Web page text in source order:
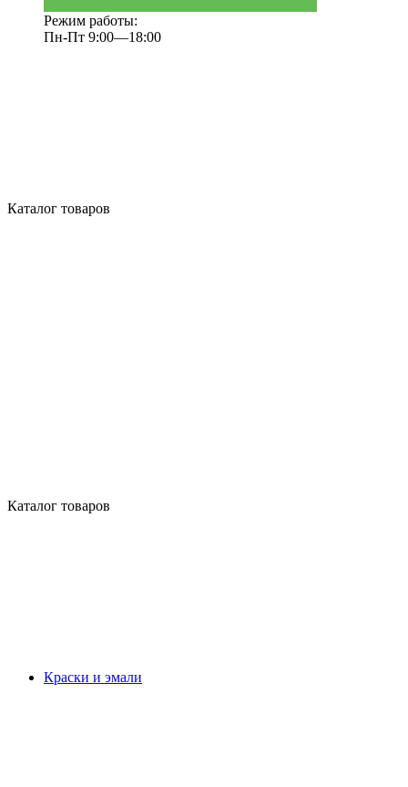
Режим работы:
Пн-Пт 9:00—18:00
Каталог товаров
Каталог товаров
Краски и эмали